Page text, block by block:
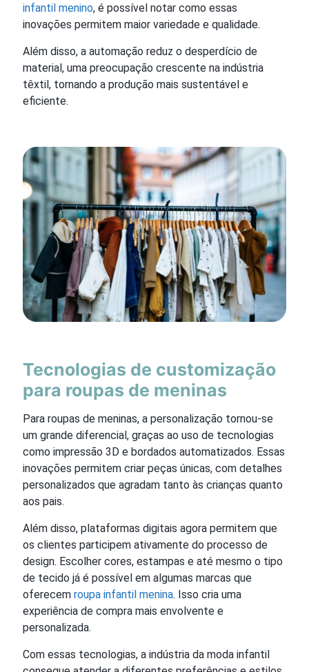
infantil menino, é possível notar como essas
inovações permitem maior variedade e qualidade.
Além disso, a automação reduz o desperdício de
material, uma preocupação crescente na indústria
têxtil, tornando a produção mais sustentável e
eficiente.
Tecnologias de customização
para roupas de meninas
Para roupas de meninas, a personalização tornou-se
um grande diferencial, graças ao uso de tecnologias
como impressão 3D e bordados automatizados. Essas
inovações permitem criar peças únicas, com detalhes
personalizados que agradam tanto às crianças quanto
aos pais.
Além disso, plataformas digitais agora permitem que
os clientes participem ativamente do processo de
design. Escolher cores, estampas e até mesmo o tipo
de tecido já é possível em algumas marcas que
oferecem roupa infantil menina. Isso cria uma
experiência de compra mais envolvente e
personalizada.
Com essas tecnologias, a indústria da moda infantil